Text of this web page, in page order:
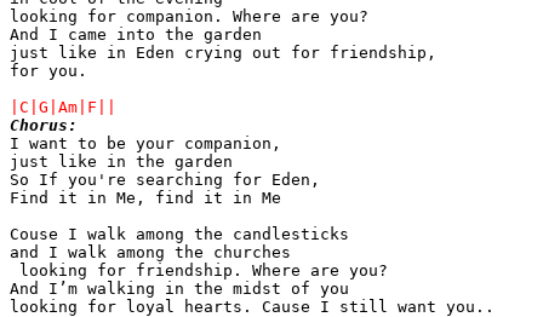
looking for companion. Where are you?
And I came into the garden
just like in Eden crying out for friendship,
for you.
Chorus:
I want to be your companion,
just like in the garden
So If you're searching for Eden,
Find it in Me, find it in Me
Couse I walk among the candlesticks
and I walk among the churches
looking for friendship. Where are you?
And I’m walking in the midst of you
looking for loyal hearts. Cause I still want you..